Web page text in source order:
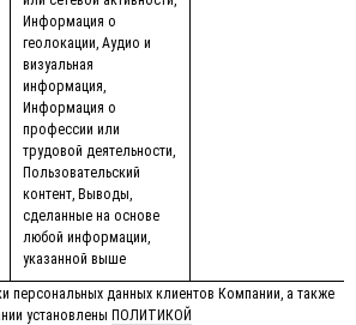
Информация о
геолокации, Аудио и
визуальная
информация,
Информация о
профессии или
трудовой деятельности,
Пользовательский
контент, Выводы,
сделанные на основе
любой информации,
указанной выше
персональных данных клиентов Компании, а также
установлены ПОЛИТИКОЙ